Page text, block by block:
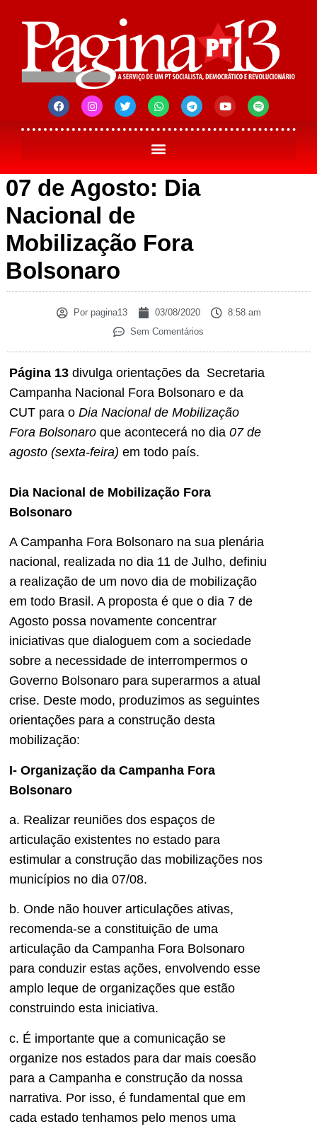
07 de Agosto: Dia
Nacional de
Mobilização Fora
Bolsonaro
Porpagina13 03/08/2020
8:58 am
Sem Comentários
Página 13 divulga orientações da Secretaria
Campanha Nacional Fora Bolsonaro e da
CUT para o Dia Nacional de Mobilização
Fora Bolsonaro que acontecerá no dia 07 de
agosto (sexta-feira) em todo país.
Dia Nacional de Mobilização Fora
Bolsonaro
A Campanha Fora Bolsonaro na sua plenária
nacional, realizada no dia 11 de Julho, definiu
a realização de um novo dia de mobilização
em todo Brasil. A proposta é que o dia 7 de
Agosto possa novamente concentrar
iniciativas que dialoguem com a sociedade
sobre a necessidade de interrompermos o
Governo Bolsonaro para superarmos a atual
crise. Deste modo, produzimos as seguintes
orientações para a construção desta
mobilização:
I- Organização da Campanha Fora
Bolsonaro
a. Realizar reuniões dos espaços de
articulação existentes no estado para
estimular a construção das mobilizações nos
municípios no dia 07/08.
b. Onde não houver articulações ativas,
recomenda-se a constituição de uma
articulação da Campanha Fora Bolsonaro
para conduzir estas ações, envolvendo esse
amplo leque de organizações que estão
construindo esta iniciativa.
c. É importante que a comunicação se
organize nos estados para dar mais coesão
para a Campanha e construção da nossa
narrativa. Por isso, é fundamental que em
cada estado tenhamos pelo menos uma